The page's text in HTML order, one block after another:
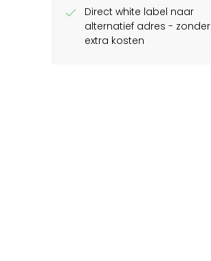
check
Direct white label naar
alternatief adres - zonder
extra kosten